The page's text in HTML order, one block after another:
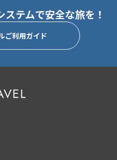
テムで安全な旅を！
ご利用ガイド